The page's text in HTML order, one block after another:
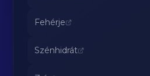
Fehérje
Szénhidrát